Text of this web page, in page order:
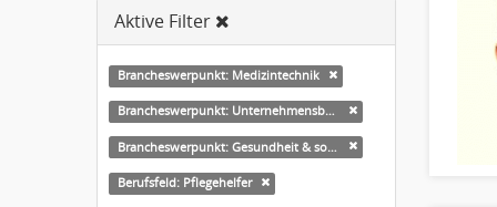
Aktive Filter
Brancheswerpunkt: Medizintechnik
Brancheswerpunkt: Unternehmensberatung
Brancheswerpunkt: Gesundheit & soziale Dienste
Berufsfeld: Pflegehelfer